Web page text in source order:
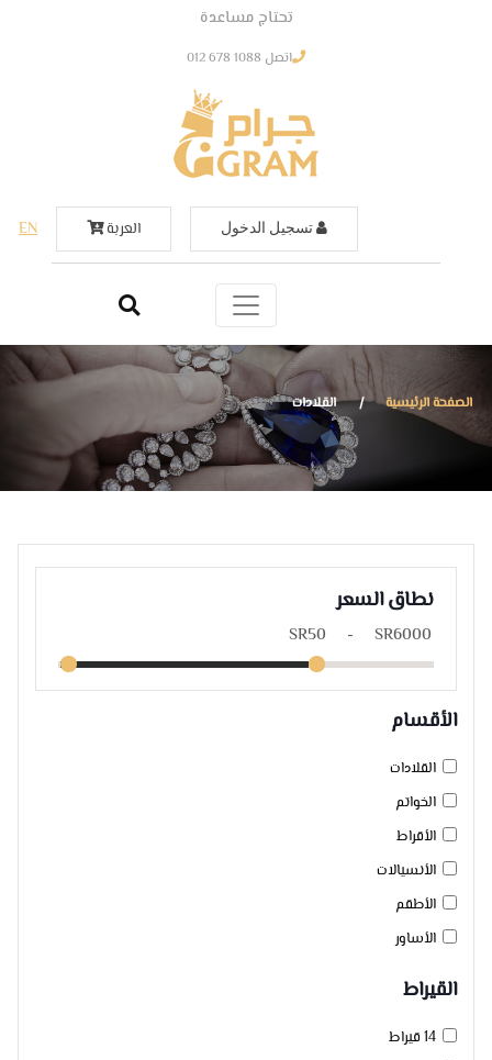
تحتاج مساعدة
اتصل 012 678 1088
تسجيل الدخول العربة EN
الصفحة الرئيسية | القلادات
نطاق السعر
الأقسام
القلادات
الخواتم
الأقراط
الأنسيالات
الأطقم
الأساور
القيراط
14 قيراط